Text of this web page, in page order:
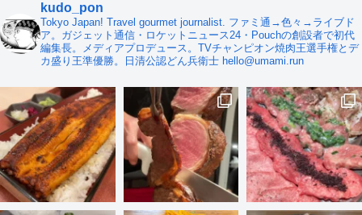
kudo_pon
Tokyo Japan! Travel gourmet journalist. ファミ通→色々→ライブド
ア。ガジェット通信・ロケットニュース24・Pouchの創設者で初代
編集長。メディアプロデュース。TVチャンピオン焼肉王選手権とデ
カ盛り王準優勝。日清公認どん兵衛士 hello@umami.run